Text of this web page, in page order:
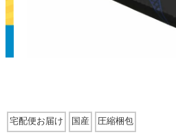
ダイニングテーブル・セット
宅配便お届け 国産 圧縮梱包